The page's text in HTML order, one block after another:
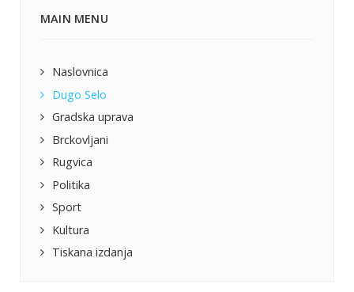
MAIN MENU
Naslovnica
Dugo Selo
Gradska uprava
Brckovljani
Rugvica
Politika
Sport
Kultura
Tiskana izdanja